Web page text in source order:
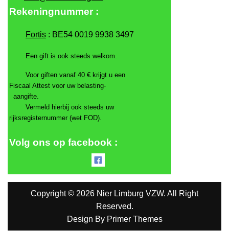
Rekeningnummer :
Fortis : BE54 0019 9938 3497
Een gift is ook steeds welkom.
Voor giften vanaf 40 € krijgt u een
Fiscaal Attest voor uw belasting-
aangifte.
Vermeld hierbij ook steeds uw
rijksregisternummer (wet FOD).
Volg ons op facebook :
Copyright © 2026 Nier Limburg VZW. All Right
Reserved.
Design By Primer Themes